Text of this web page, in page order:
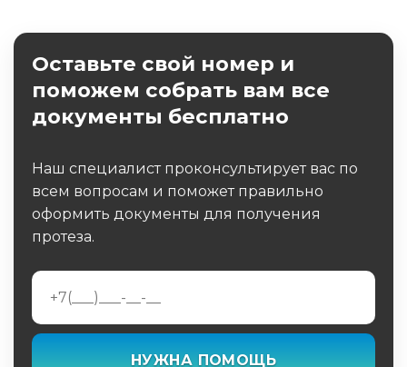
Оставьте свой номер и
поможем собрать вам все
документы бесплатно
Наш специалист проконсультирует вас по
всем вопросам и поможет правильно
оформить документы для получения
протеза.